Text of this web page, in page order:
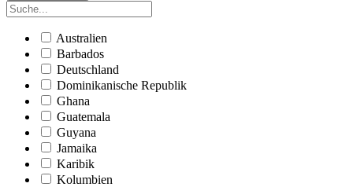
Australien
Barbados
Deutschland
Dominikanische Republik
Ghana
Guatemala
Guyana
Jamaika
Karibik
Kolumbien